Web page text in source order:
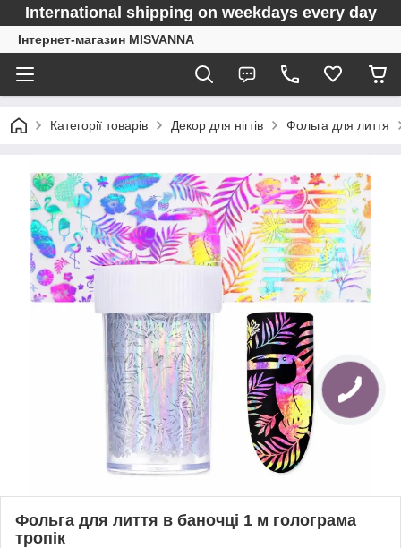
International shipping on weekdays every day
Інтернет-магазин MISVANNA
Категорії товарів Декор для нігтів Фольга для лиття
Фольга для лиття в баночці 1 м голограма
тропік